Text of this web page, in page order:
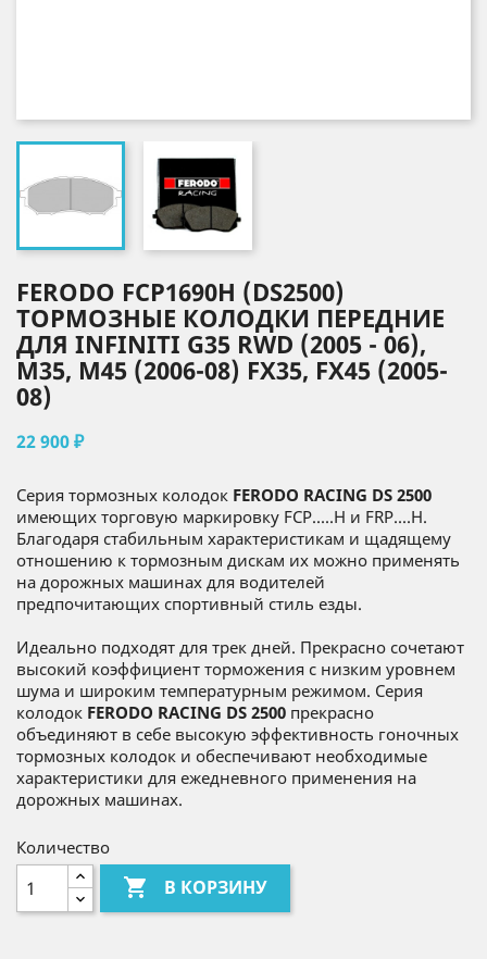
FERODO FCP1690H (DS2500)
ТОРМОЗНЫЕ КОЛОДКИ ПЕРЕДНИЕ
ДЛЯ INFINITI G35 RWD (2005 - 06),
M35, M45 (2006-08) FX35, FX45 (2005-
08)
22 900 ₽
Серия тормозных колодок FERODO RACING DS 2500
имеющих торговую маркировку FCP.....H и FRP....H.
Благодаря стабильным характеристикам и щадящему
отношению к тормозным дискам их можно применять
на дорожных машинах для водителей
предпочитающих спортивный стиль езды.
Идеально подходят для трек дней. Прекрасно сочетают
высокий коэффициент торможения с низким уровнем
шума и широким температурным режимом. Серия
колодок FERODO RACING DS 2500 прекрасно
объединяют в себе высокую эффективность гоночных
тормозных колодок и обеспечивают необходимые
характеристики для ежедневного применения на
дорожных машинах.
Количество
 В КОРЗИНУ